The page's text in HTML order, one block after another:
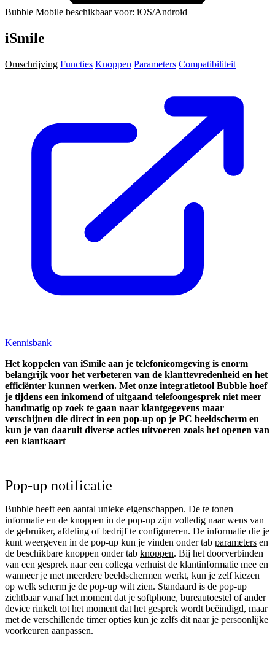
Bubble Mobile beschikbaar voor: iOS/Android
iSmile
Omschrijving Functies Knoppen Parameters Compatibiliteit
Kennisbank
Het koppelen van iSmile aan je telefonieomgeving is enorm
belangrijk voor het verbeteren van de klanttevredenheid en het
efficiënter kunnen werken. Met onze integratietool Bubble hoef
je tijdens een inkomend of uitgaand telefoongesprek niet meer
handmatig op zoek te gaan naar klantgegevens maar
verschijnen die direct in een pop-up op je PC beeldscherm en
kun je van daaruit diverse acties uitvoeren zoals het openen van
een klantkaart.
Pop-up notificatie
Bubble heeft een aantal unieke eigenschappen. De te tonen
informatie en de knoppen in de pop-up zijn volledig naar wens van
de gebruiker, afdeling of bedrijf te configureren. De informatie die je
kunt weergeven in de pop-up kun je vinden onder tab parameters en
de beschikbare knoppen onder tab knoppen. Bij het doorverbinden
van een gesprek naar een collega verhuist de klantinformatie mee en
wanneer je met meerdere beeldschermen werkt, kun je zelf kiezen
op welk scherm je de pop-up wilt zien. Standaard is de pop-up
zichtbaar vanaf het moment dat je softphone, bureautoestel of ander
device rinkelt tot het moment dat het gesprek wordt beëindigd, maar
met de verschillende timer opties kun je zelfs dit naar je persoonlijke
voorkeuren aanpassen.